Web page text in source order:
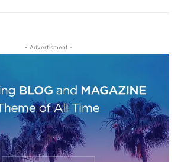
- Advertisment -